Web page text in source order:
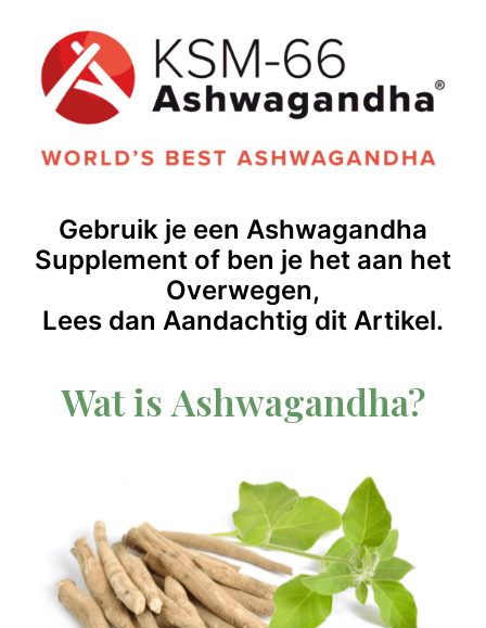
Gebruik je een Ashwagandha
Supplement of ben je het aan het
Overwegen,
Lees dan Aandachtig dit Artikel.
Wat is Ashwagandha?